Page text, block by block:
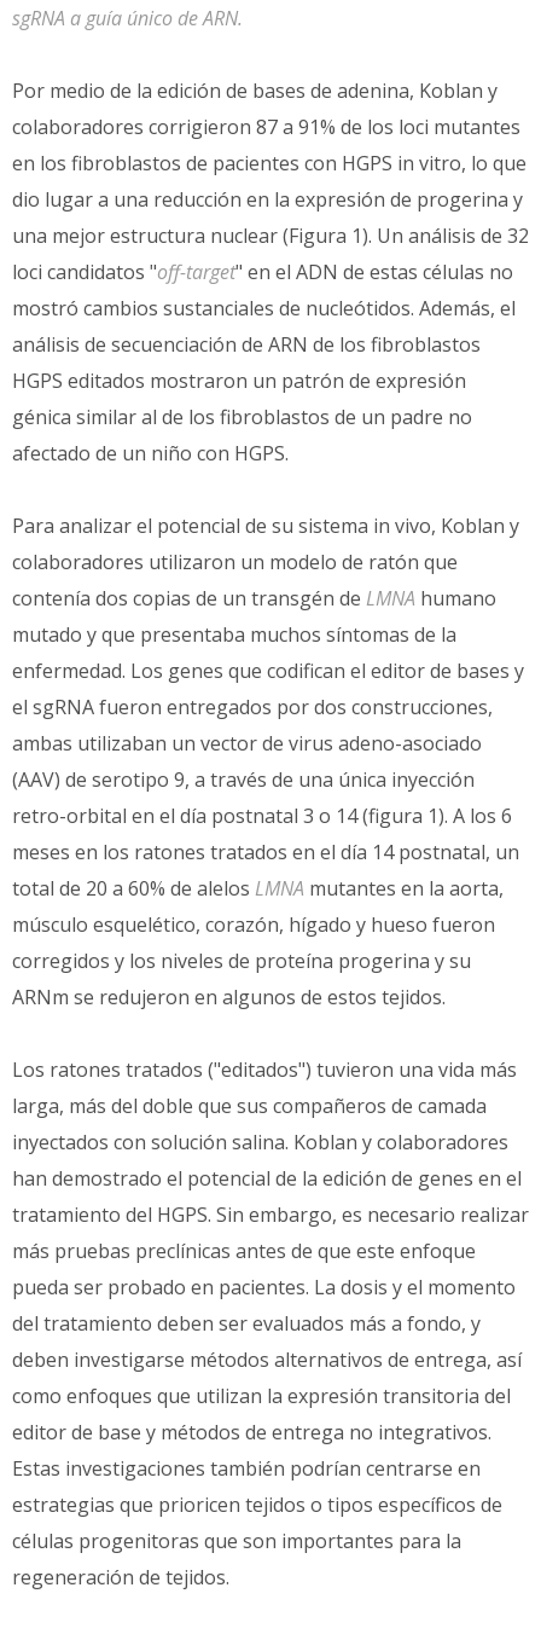
sgRNA a guía único de ARN.
Por medio de la edición de bases de adenina, Koblan y
colaboradores corrigieron 87 a 91% de los loci mutantes
en los fibroblastos de pacientes con HGPS in vitro, lo que
dio lugar a una reducción en la expresión de progerina y
una mejor estructura nuclear (Figura 1). Un análisis de 32
loci candidatos "off-target" en el ADN de estas células no
mostró cambios sustanciales de nucleótidos. Además, el
análisis de secuenciación de ARN de los fibroblastos
HGPS editados mostraron un patrón de expresión
génica similar al de los fibroblastos de un padre no
afectado de un niño con HGPS.
Para analizar el potencial de su sistema in vivo, Koblan y
colaboradores utilizaron un modelo de ratón que
contenía dos copias de un transgén de LMNA humano
mutado y que presentaba muchos síntomas de la
enfermedad. Los genes que codifican el editor de bases y
el sgRNA fueron entregados por dos construcciones,
ambas utilizaban un vector de virus adeno-asociado
(AAV) de serotipo 9, a través de una única inyección
retro-orbital en el día postnatal 3 o 14 (figura 1). A los 6
meses en los ratones tratados en el día 14 postnatal, un
total de 20 a 60% de alelos LMNA mutantes en la aorta,
músculo esquelético, corazón, hígado y hueso fueron
corregidos y los niveles de proteína progerina y su
ARNm se redujeron en algunos de estos tejidos.
Los ratones tratados ("editados") tuvieron una vida más
larga, más del doble que sus compañeros de camada
inyectados con solución salina. Koblan y colaboradores
han demostrado el potencial de la edición de genes en el
tratamiento del HGPS. Sin embargo, es necesario realizar
más pruebas preclínicas antes de que este enfoque
pueda ser probado en pacientes. La dosis y el momento
del tratamiento deben ser evaluados más a fondo, y
deben investigarse métodos alternativos de entrega, así
como enfoques que utilizan la expresión transitoria del
editor de base y métodos de entrega no integrativos.
Estas investigaciones también podrían centrarse en
estrategias que prioricen tejidos o tipos específicos de
células progenitoras que son importantes para la
regeneración de tejidos.